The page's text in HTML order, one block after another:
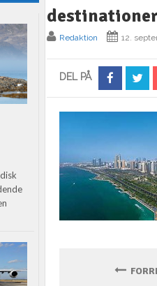
Redaktion 12.
DEL PÅ